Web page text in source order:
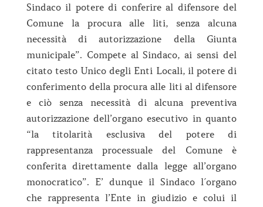
Sindaco il potere di conferire al difensore del
Comune la procura alle liti, senza alcuna
necessità di autorizzazione della Giunta
municipale”. Compete al Sindaco, ai sensi del
citato testo Unico degli Enti Locali, il potere di
conferimento della procura alle liti al difensore
e ciò senza necessità di alcuna preventiva
autorizzazione dell’organo esecutivo in quanto
“la titolarità esclusiva del potere di
rappresentanza processuale del Comune è
conferita direttamente dalla legge all’organo
monocratico”. E’ dunque il Sindaco l´organo
che rappresenta l’Ente in giudizio e colui il